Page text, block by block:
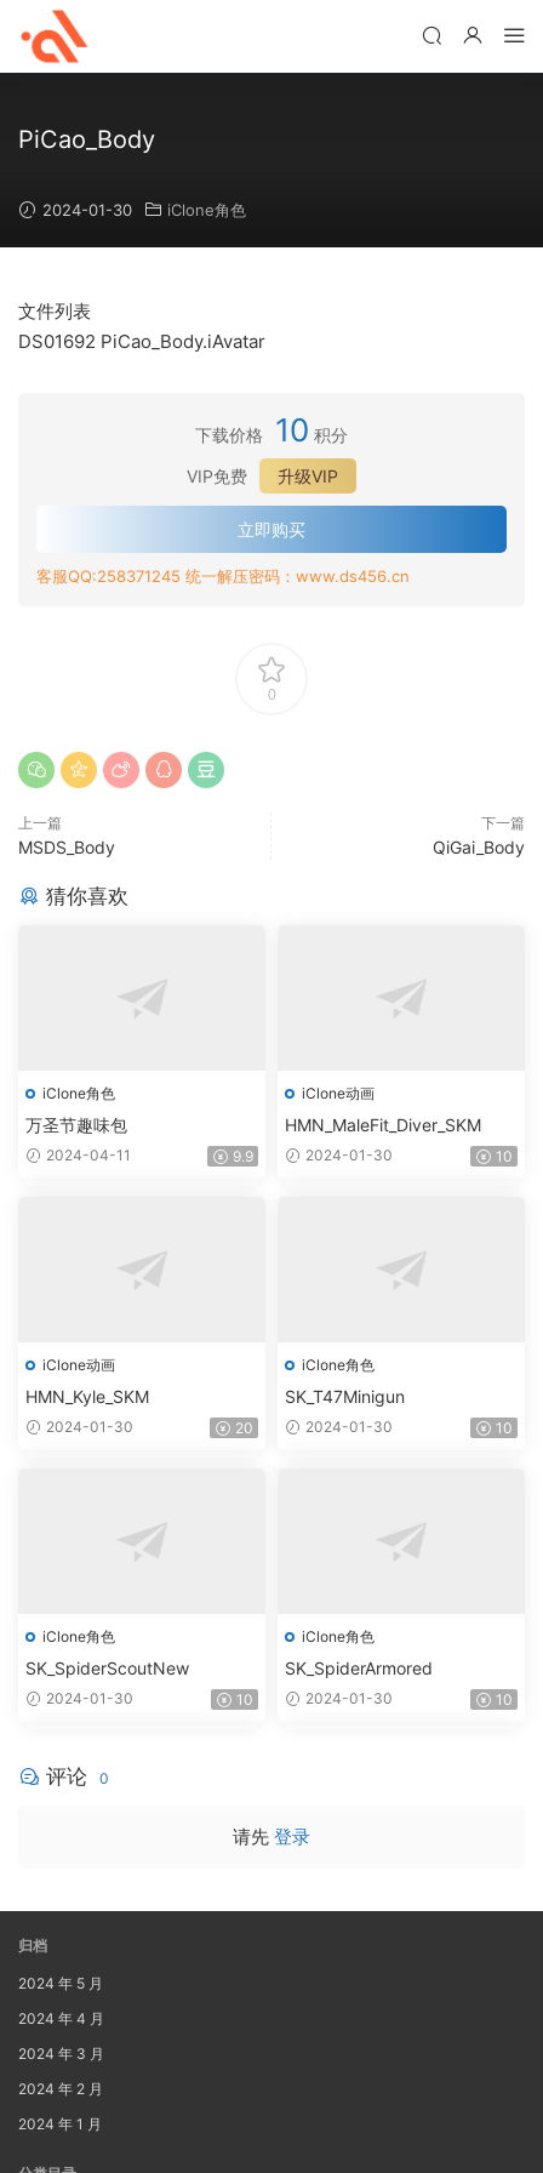
PiCao_Body
2024-01-30 iClone角色
文件列表
DS01692 PiCao_Body.iAvatar
下载价格 10 积分
VIP免费
升级VIP
立即购买
客服QQ:258371245 统一解压密码：www.ds456.cn
0
上一篇
MSDS_Body
下一篇
QiGai_Body
猜你喜欢
iClone角色
万圣节趣味包
2024-04-11 9.9
iClone动画
HMN_MaleFit_Diver_SKM
2024-01-30 10
iClone动画
HMN_Kyle_SKM
2024-01-30 20
iClone角色
SK_T47Minigun
2024-01-30 10
iClone角色
SK_SpiderScoutNew
2024-01-30 10
iClone角色
SK_SpiderArmored
2024-01-30 10
评论 0
请先 登录
归档
2024 年 5 月
2024 年 4 月
2024 年 3 月
2024 年 2 月
2024 年 1 月